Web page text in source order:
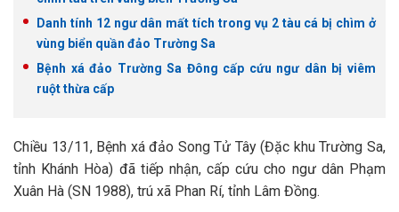
Danh tính 12 ngư dân mất tích trong vụ 2 tàu cá bị chìm ở
vùng biển quần đảo Trường Sa
Bệnh xá đảo Trường Sa Đông cấp cứu ngư dân bị viêm
ruột thừa cấp
Chiều 13/11, Bệnh xá đảo Song Tử Tây (Đặc khu Trường Sa,
tỉnh Khánh Hòa) đã tiếp nhận, cấp cứu cho ngư dân Phạm
Xuân Hà (SN 1988), trú xã Phan Rí, tỉnh Lâm Đồng.